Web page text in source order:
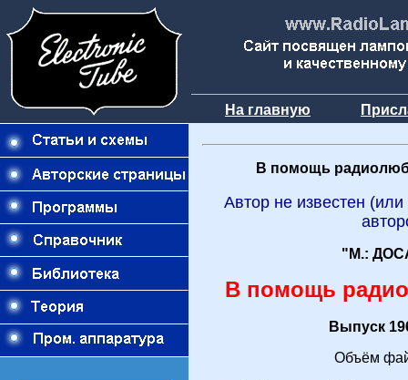
На главную
В помощь
Автор не известен
"М.:
В помощь
Выпуск
Объём